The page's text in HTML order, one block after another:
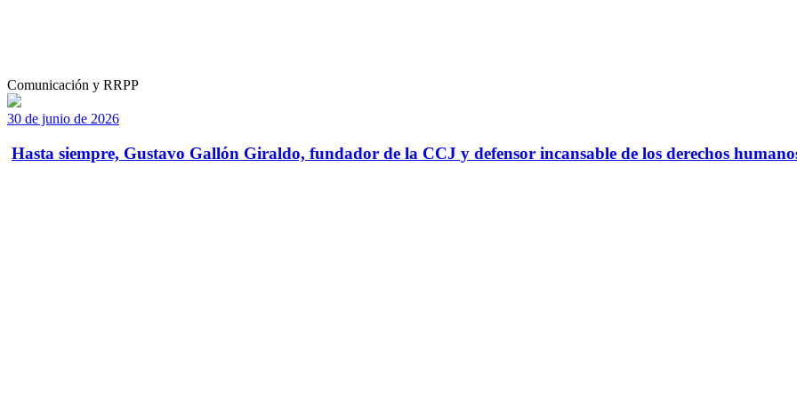
Comunicación y RRPP
30 de junio de 2026
Hasta siempre, Gustavo Gallón Giraldo, fundador de la CCJ y defensor incansable de los derechos